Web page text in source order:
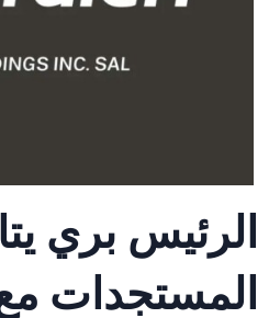
الرئيس بري
المستجدات